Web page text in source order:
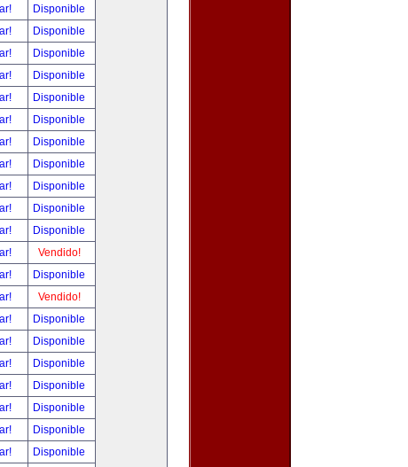
Disponible
Disponible
Disponible
Disponible
Disponible
Disponible
Disponible
Disponible
Disponible
Disponible
Disponible
Vendido!
Disponible
Vendido!
Disponible
Disponible
Disponible
Disponible
Disponible
Disponible
Disponible